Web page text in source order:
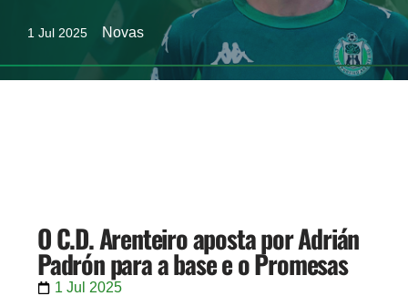
1 Jul 2025 Novas
O C.D. Arenteiro aposta por Adrián
Padrón para a base e o Promesas
1 Jul 2025